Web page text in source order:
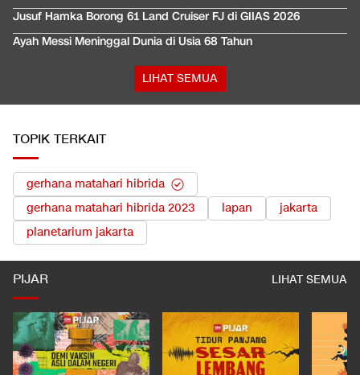
Jusuf Hamka Borong 61 Land Cruiser FJ di GIIAS 2026
Ayah Messi Meninggal Dunia di Usia 68 Tahun
LIHAT SEMUA
TOPIK TERKAIT
gerhana matahari hibrida
gerhana matahari hibrida 2023
lapan
jakarta
planetarium jakarta
PIJAR LIHAT SEMUA